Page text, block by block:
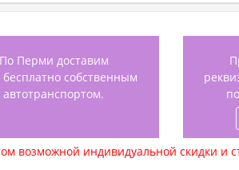
По Перми доставим
бесплатно собственным
автотранспортом.
возможной индивидуальной скидки и